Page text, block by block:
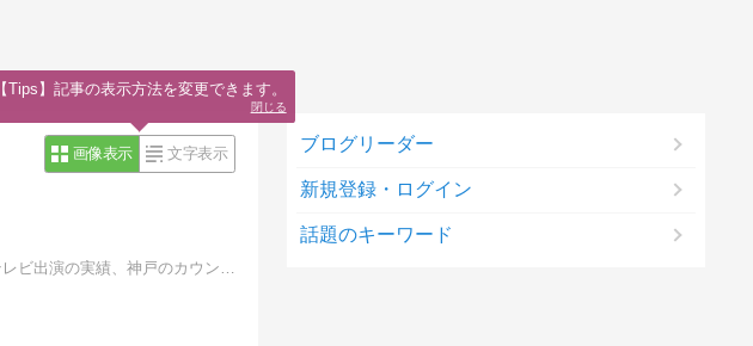
画像表示 文字表示 ブログリーダー
新規登録・ログイン
話題のキーワード
【Tips】記事の表示方法を変更できます。
閉じる